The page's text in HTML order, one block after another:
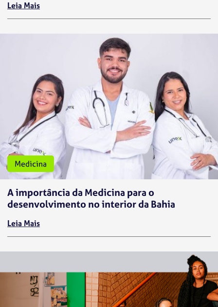
Leia Mais
Medicina
A importância da Medicina para o
desenvolvimento no interior da Bahia
Leia Mais